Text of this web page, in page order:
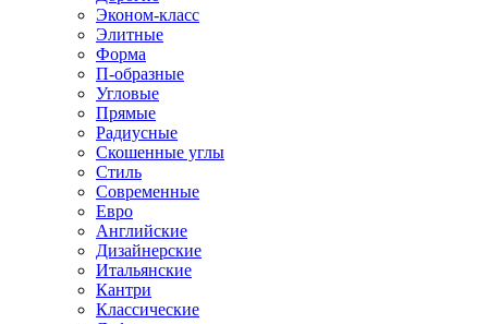
Эконом-класс
Элитные
Форма
П-образные
Угловые
Прямые
Радиусные
Скошенные углы
Стиль
Современные
Евро
Английские
Дизайнерские
Итальянские
Кантри
Классические